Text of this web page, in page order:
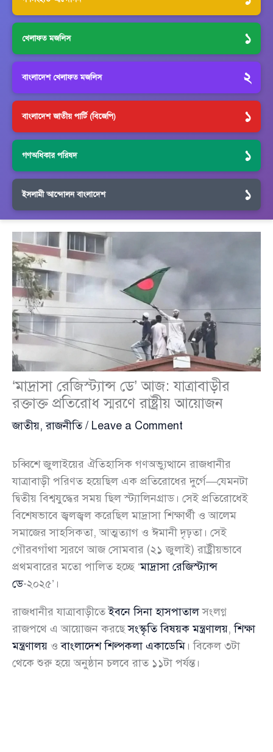
খেলাফত মজলিস ১
বাংলাদেশ খেলাফত মজলিস ২
বাংলাদেশ জাতীয় পার্টি (বিজেপি) ১
গণঅধিকার পরিষদ ১
ইসলামী আন্দোলন বাংলাদেশ ১
‘মাদ্রাসা রেজিস্ট্যান্স ডে’ আজ: যাত্রাবাড়ীর
রক্তাক্ত প্রতিরোধ স্মরণে রাষ্ট্রীয় আয়োজন
জাতীয়,রাজনীতি/ Leave a Comment
চব্বিশে জুলাইয়ের ঐতিহাসিক গণঅভ্যুত্থানে রাজধানীর
যাত্রাবাড়ী পরিণত হয়েছিল এক প্রতিরোধের দুর্গে—যেমনটা
দ্বিতীয় বিশ্বযুদ্ধের সময় ছিল স্ট্যালিনগ্রাড। সেই প্রতিরোধেই
বিশেষভাবে জ্বলজ্বল করেছিল মাদ্রাসা শিক্ষার্থী ও আলেম
সমাজের সাহসিকতা, আত্মত্যাগ ও ঈমানী দৃঢ়তা। সেই
গৌরবগাঁথা স্মরণে আজ সোমবার (২১ জুলাই) রাষ্ট্রীয়ভাবে
প্রথমবারের মতো পালিত হচ্ছে ‘মাদ্রাসা রেজিস্ট্যান্স
ডে-২০২৫’।
রাজধানীর যাত্রাবাড়ীতেইবনে সিনা হাসপাতালসংলগ্ন
রাজপথে এ আয়োজন করছেসংস্কৃতি বিষয়ক মন্ত্রণালয়,শিক্ষা
মন্ত্রণালয় ওবাংলাদেশ শিল্পকলা একাডেমি । বিকেল ৩টা
থেকে শুরু হয়ে অনুষ্ঠান চলবে রাত ১১টা পর্যন্ত।